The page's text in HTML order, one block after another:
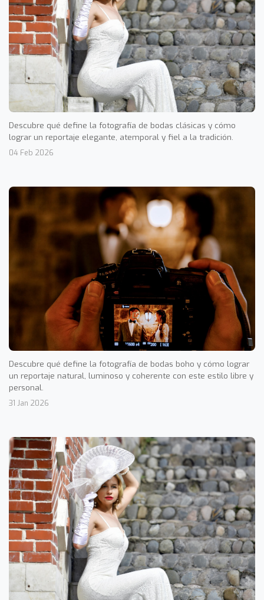
Descubre qué define la fotografía de bodas clásicas y cómo
lograr un reportaje elegante, atemporal y fiel a la tradición.
04 Feb 2026
Descubre qué define la fotografía de bodas boho y cómo lograr
un reportaje natural, luminoso y coherente con este estilo libre y
personal.
31 Jan 2026